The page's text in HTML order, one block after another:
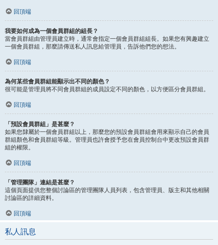
回頂端
我要如何成為一個會員群組的組長？
當會員群組由管理員建立時，通常會指定一個會員群組組長。如果您有興趣建立
一個會員群組，那麼請傳送私人訊息給管理員，告訴他們您的想法。
回頂端
為何某些會員群組能顯示出不同的顏色？
很可能是管理員將不同會員群組的成員設定不同的顏色，以方便區分會員群組。
回頂端
「預設會員群組」是甚麼？
如果您隸屬於一個會員群組以上，那麼您的預設會員群組會用來顯示自己的會員
群組顏色和會員群組等級。管理員也許會授予您在會員控制台中更改預設會員群
組的權限。
回頂端
「管理團隊」連結是甚麼？
這個頁面提供您整個討論區的管理團隊人員列表，包含管理員、版主和其他相關
討論區的詳細資料。
回頂端
私人訊息